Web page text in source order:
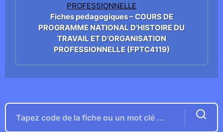
Fiches pedagogiques – COURS DE
PROGRAMME NATIONAL D’HISTOIRE DU
TRAVAIL ET D’ORGANISATION
PROFESSIONNELLE (FPTC4119)